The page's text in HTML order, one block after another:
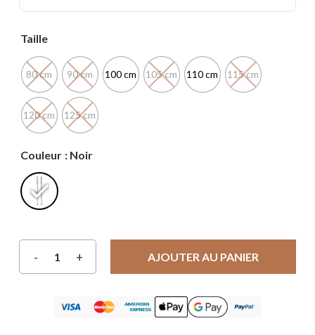
Taille
80 cm 90 cm 100 cm 105 cm 110 cm 115 cm
120 cm 125 cm
Couleur : Noir
AJOUTER AU PANIER